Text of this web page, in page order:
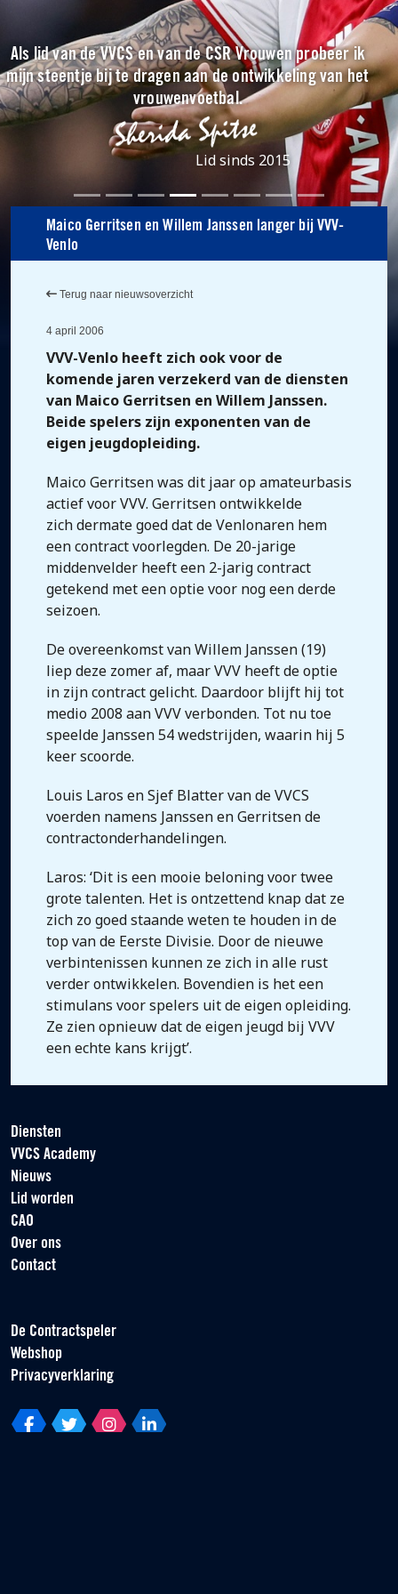
Als lid van de VVCS en van de CSR Vrouwen probeer ik
mijn steentje bij te dragen aan de ontwikkeling van het
vrouwenvoetbal.
Lid sinds 2015
Maico Gerritsen en Willem Janssen langer bij VVV-
Venlo
Terug naar nieuwsoverzicht
4 april 2006
VVV-Venlo heeft zich ook voor de
komende jaren verzekerd van de diensten
van Maico Gerritsen en Willem Janssen.
Beide spelers zijn exponenten van de
eigen jeugdopleiding.
Maico Gerritsen was dit jaar op amateurbasis
actief voor VVV. Gerritsen ontwikkelde
zich dermate goed dat de Venlonaren hem
een contract voorlegden. De 20-jarige
middenvelder heeft een 2-jarig contract
getekend met een optie voor nog een derde
seizoen.
De overeenkomst van Willem Janssen (19)
liep deze zomer af, maar VVV heeft de optie
in zijn contract gelicht. Daardoor blijft hij tot
medio 2008 aan VVV verbonden. Tot nu toe
speelde Janssen 54 wedstrijden, waarin hij 5
keer scoorde.
Louis Laros en Sjef Blatter van de VVCS
voerden namens Janssen en Gerritsen de
contractonderhandelingen.
Laros: ‘Dit is een mooie beloning voor twee
grote talenten. Het is ontzettend knap dat ze
zich zo goed staande weten te houden in de
top van de Eerste Divisie. Door de nieuwe
verbintenissen kunnen ze zich in alle rust
verder ontwikkelen. Bovendien is het een
stimulans voor spelers uit de eigen opleiding.
Ze zien opnieuw dat de eigen jeugd bij VVV
een echte kans krijgt’.
Diensten
VVCS Academy
Nieuws
Lid worden
CAO
Over ons
Contact
De Contractspeler
Webshop
Privacyverklaring